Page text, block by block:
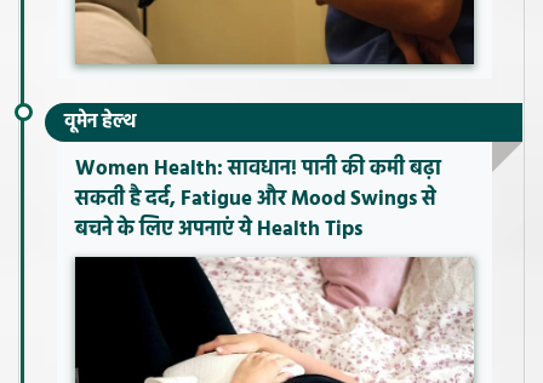
वूमेन हेल्थ
Women Health: सावधान! पानी की कमी बढ़ा
सकती है दर्द, Fatigue और Mood Swings से
बचने के लिए अपनाएं ये Health Tips